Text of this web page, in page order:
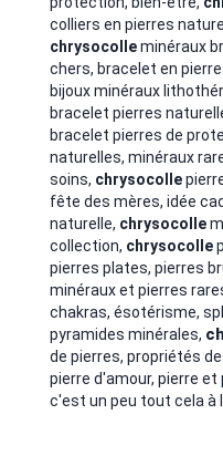
colliers en pierres
chrysocolleminéraux
chers, bracelet en
bijoux minéraux
bracelet pierres
bracelet pierres de
naturelles, minéraux
soins, chrysocolle
fête des mères, idée
naturelle, chrysocolle
collection, chrysocolle
pierres plates, pierres
minéraux et pierres
chakras, ésotérisme,
pyramides minérales,
de pierres, propriétés
pierre d'amour, pierre et
c'est un peu tout cela à